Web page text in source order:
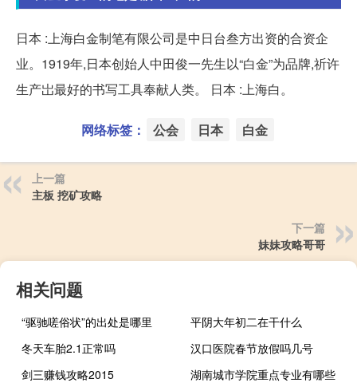
日本 :上海白金制笔有限公司是中日台叁方出资的合资企
业。1919年,日本创始人中田俊一先生以“白金”为品牌,祈许
生产岀最好的书写工具奉献人类。 日本 :上海白。
网络标签： 公会 日本 白金
上一篇
主板 挖矿攻略
下一篇
妹妹攻略哥哥
相关问题
“驱驰嗟俗状”的出处是哪里
平阴大年初二在干什么
冬天车胎2.1正常吗
汉口医院春节放假吗几号
剑三赚钱攻略2015
湖南城市学院重点专业有哪些